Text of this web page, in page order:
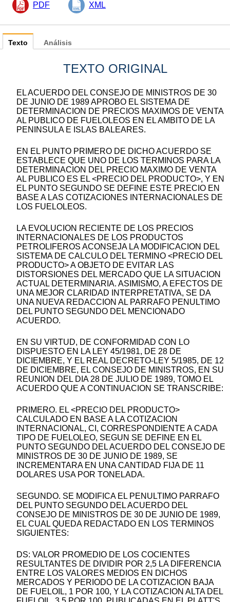
PDF XML
Texto
TEXTO ORIGINAL
EL ACUERDO DEL CONSEJO DE MINISTROS DE 30
DE JUNIO DE 1989 APROBO EL SISTEMA DE
DETERMINACION DE PRECIOS MAXIMOS DE VENTA
AL PUBLICO DE FUELOLEOS EN EL AMBITO DE LA
PENINSULA E ISLAS BALEARES.
EN EL PUNTO PRIMERO DE DICHO ACUERDO SE
ESTABLECE QUE UNO DE LOS TERMINOS PARA LA
DETERMINACION DEL PRECIO MAXIMO DE VENTA
AL PUBLICO ES EL <PRECIO DEL PRODUCTO>, Y EN
EL PUNTO SEGUNDO SE DEFINE ESTE PRECIO EN
BASE A LAS COTIZACIONES INTERNACIONALES DE
LOS FUELOLEOS.
LA EVOLUCION RECIENTE DE LOS PRECIOS
INTERNACIONALES DE LOS PRODUCTOS
PETROLIFEROS ACONSEJA LA MODIFICACION DEL
SISTEMA DE CALCULO DEL TERMINO <PRECIO DEL
PRODUCTO> A OBJETO DE EVITAR LAS
DISTORSIONES DEL MERCADO QUE LA SITUACION
ACTUAL DETERMINARIA. ASIMISMO, A EFECTOS DE
UNA MEJOR CLARIDAD INTERPRETATIVA, SE DA
UNA NUEVA REDACCION AL PARRAFO PENULTIMO
DEL PUNTO SEGUNDO DEL MENCIONADO
ACUERDO.
EN SU VIRTUD, DE CONFORMIDAD CON LO
DISPUESTO EN LA LEY 45/1981, DE 28 DE
DICIEMBRE, Y EL REAL DECRETO-LEY 5/1985, DE 12
DE DICIEMBRE, EL CONSEJO DE MINISTROS, EN SU
REUNION DEL DIA 28 DE JULIO DE 1989, TOMO EL
ACUERDO QUE A CONTINUACION SE TRANSCRIBE:
PRIMERO. EL <PRECIO DEL PRODUCTO>
CALCULADO EN BASE A LA COTIZACION
INTERNACIONAL, CI, CORRESPONDIENTE A CADA
TIPO DE FUELOLEO, SEGUN SE DEFINE EN EL
PUNTO SEGUNDO DEL ACUERDO DEL CONSEJO DE
MINISTROS DE 30 DE JUNIO DE 1989, SE
INCREMENTARA EN UNA CANTIDAD FIJA DE 11
DOLARES USA POR TONELADA.
SEGUNDO. SE MODIFICA EL PENULTIMO PARRAFO
DEL PUNTO SEGUNDO DEL ACUERDO DEL
CONSEJO DE MINISTROS DE 30 DE JUNIO DE 1989,
EL CUAL QUEDA REDACTADO EN LOS TERMINOS
SIGUIENTES:
DS: VALOR PROMEDIO DE LOS COCIENTES
RESULTANTES DE DIVIDIR POR 2,5 LA DIFERENCIA
ENTRE LOS VALORES MEDIOS EN DICHOS
MERCADOS Y PERIODO DE LA COTIZACION BAJA
DE FUELOIL, 1 POR 100, Y LA COTIZACION ALTA DEL
Análisis